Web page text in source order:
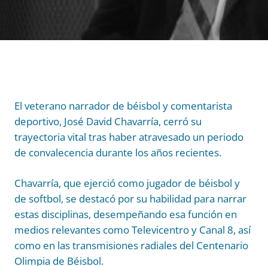
El veterano narrador de béisbol y comentarista
deportivo, José David Chavarría, cerró su
trayectoria vital tras haber atravesado un periodo
de convalecencia durante los años recientes.
Chavarría, que ejerció como jugador de béisbol y
de softbol, se destacó por su habilidad para narrar
estas disciplinas, desempeñando esa función en
medios relevantes como Televicentro y Canal 8, así
como en las transmisiones radiales del Centenario
Olimpia de Béisbol.